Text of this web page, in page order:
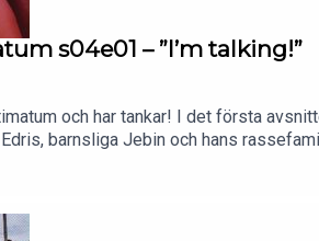
s04e01 – ”I’m talking!”
och har tankar! I det första
barnsliga Jebin och hans